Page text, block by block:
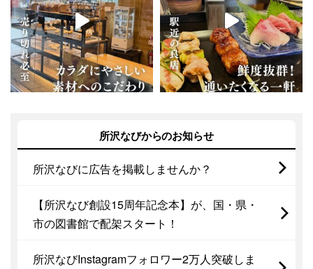
所沢なびからのお知らせ
所沢なびに広告を掲載しませんか？
【所沢なび創設15周年記念本】が、国・県・
市の図書館で配架スタート！
所沢なびInstagramフォロワー2万人突破しま